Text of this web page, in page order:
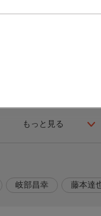
もっと見る
のエンディングを見る
跡を呼び起こす!?激闘
岐部昌幸 藤本達